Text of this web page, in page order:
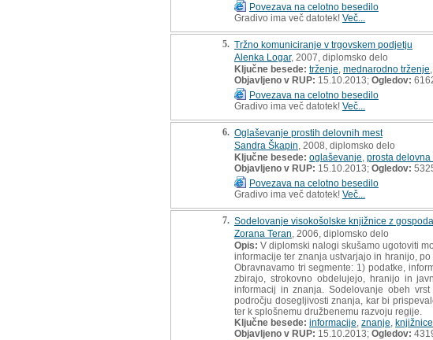
Povezava na celotno besedilo
Gradivo ima več datotek! Več...
5. Tržno komuniciranje v trgovskem podjetju
Alenka Logar, 2007, diplomsko delo
Ključne besede: trženje mednarodno trženje
Objavljeno v RUP: 15.10.2013; Ogledov:
Povezava na celotno besedilo
Gradivo ima več datotek! Več...
6. Oglaševanje prostih delovnih mest
Sandra Škapin , 2008, diplomsko delo
Ključne besede: oglaševanje prosta delovna
Objavljeno v RUP: 15.10.2013; Ogledov:
Povezava na celotno besedilo
Gradivo ima več datotek! Več...
7. Sodelovanje visokošolske knjižnice z
Zorana Teran , 2006, diplomsko delo
Opis: V diplomski nalogi skušamo ugotoviti
informacije ter znanja ustvarjajo in hranijo,
Obravnavamo tri segmente: 1) podatke,
zbirajo, strokovno obdelujejo, hranijo in
informacij in znanja. Sodelovanje obeh
področju dosegljivosti znanja, kar bi
ter k splošnemu družbenemu razvoju regije.
Ključne besede: informacije znanje knjižnice
Objavljeno v RUP: 15.10.2013; Ogledov: